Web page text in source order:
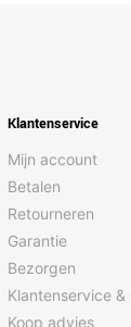
Klantenservice
Mijn account
Betalen
Retourneren
Garantie
Bezorgen
Klantenservice
Koop advies